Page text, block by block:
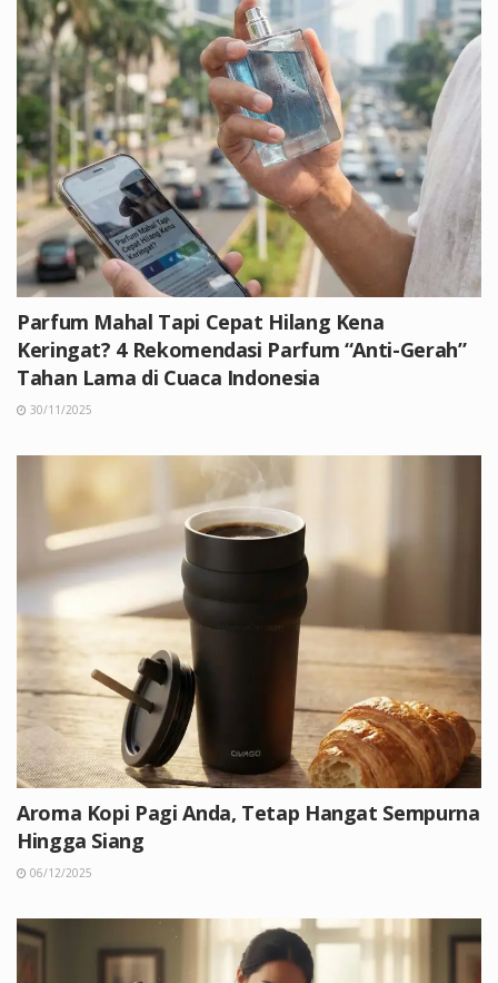
Parfum Mahal Tapi Cepat Hilang Kena
Keringat? 4 Rekomendasi Parfum “Anti-Gerah”
Tahan Lama di Cuaca Indonesia
30/11/2025
Aroma Kopi Pagi Anda, Tetap Hangat Sempurna
Hingga Siang
06/12/2025